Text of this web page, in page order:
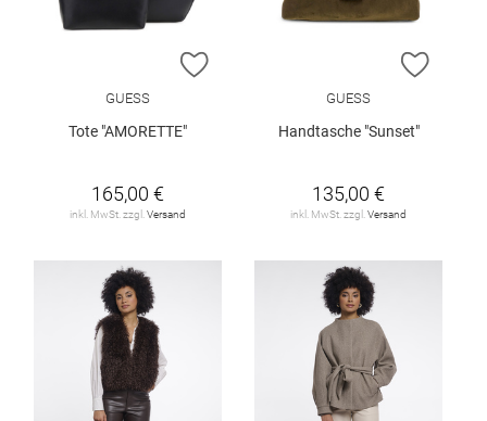
ZUR WUNSCHLISTE HINZUFÜGEN
GUESS
Tote "AMORETTE"
165,00 €
inkl. MwSt. zzgl. Versand
ZUR
GUESS
Handtasche "Sunset"
135,00 €
inkl. MwSt. zzgl. Versand